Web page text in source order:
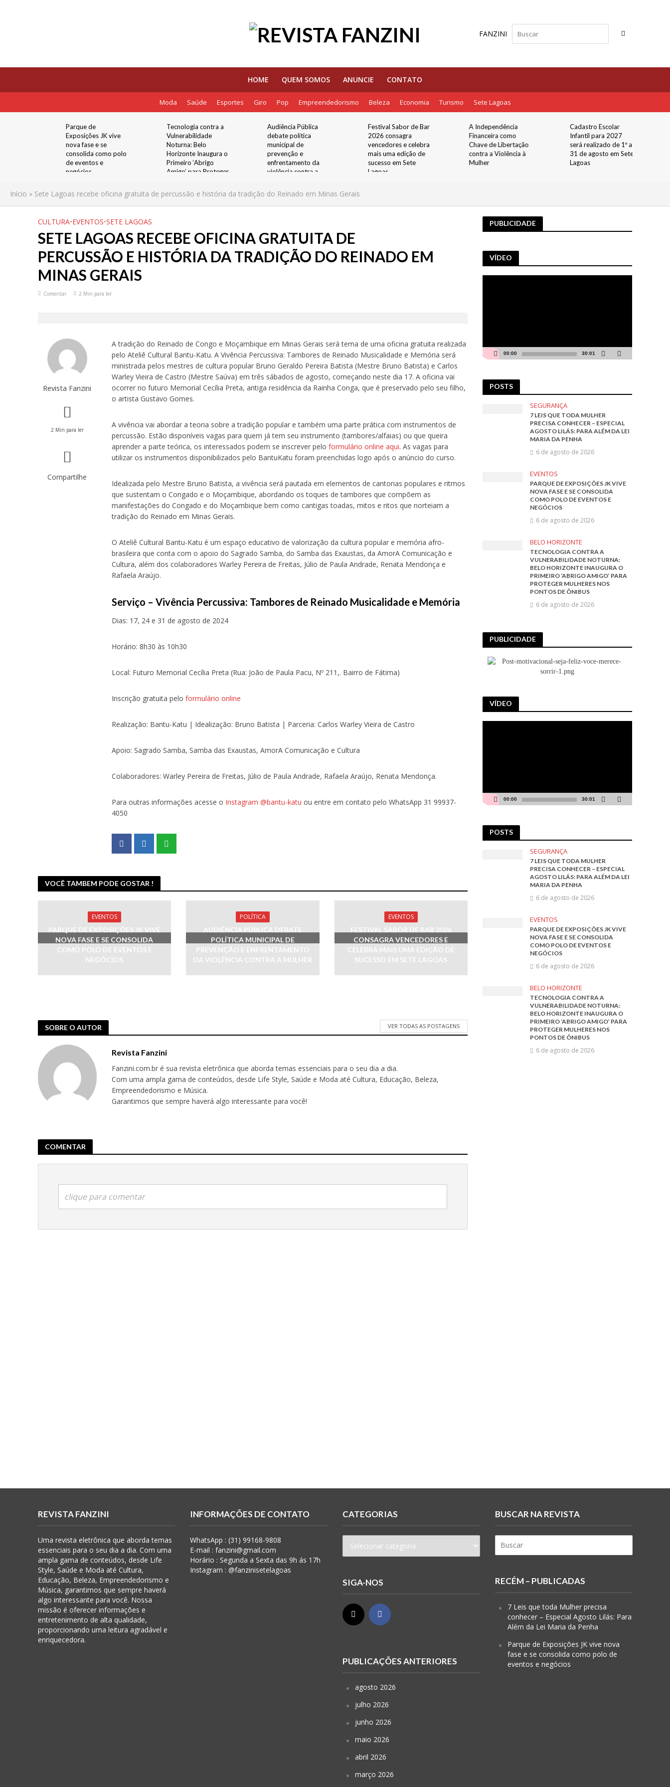
FANZINI
HOME QUEM SOMOS ANUNCIE CONTATO
Moda Saúde Esportes Giro Pop Empreendedorismo Beleza Economia Turismo Sete Lagoas
Parque de
Exposições JK vive
nova fase e se
consolida como polo
de eventos e
negócios
Tecnologia contra a
Vulnerabilidade
Noturna: Belo
Horizonte Inaugura o
Primeiro ‘Abrigo
Amigo’ para Proteger
Audiência Pública
debate política
municipal de
prevenção e
enfrentamento da
violência contra a
Festival Sabor de Bar
2026 consagra
vencedores e celebra
mais uma edição de
sucesso em Sete
Lagoas
A Independência
Financeira como
Chave de Libertação
contra a Violência à
Mulher
Cadastro Escolar
Infantil para 2027
será realizado de 1º a
31 de agosto em Sete
Lagoas
Início » Sete Lagoas recebe oficina gratuita de percussão e história da tradição do Reinado em Minas Gerais
CULTURA•EVENTOS•SETE LAGOAS
SETE LAGOAS RECEBE OFICINA GRATUITA DE
PERCUSSÃO E HISTÓRIA DA TRADIÇÃO DO REINADO EM
MINAS GERAIS
Comentar 2 Min para ler
Revista Fanzini
2 Min para ler
Compartilhe
A tradição do Reinado de Congo e Moçambique em Minas Gerais será tema de uma oficina gratuita realizada
pelo Ateliê Cultural Bantu-Katu. A Vivência Percussiva: Tambores de Reinado Musicalidade e Memória será
ministrada pelos mestres de cultura popular Bruno Geraldo Pereira Batista (Mestre Bruno Batista) e Carlos
Warley Vieira de Castro (Mestre Saúva) em três sábados de agosto, começando neste dia 17. A oficina vai
ocorrer no futuro Memorial Cecília Preta, antiga residência da Rainha Conga, que é preservado pelo seu filho,
o artista Gustavo Gomes.
A vivência vai abordar a teoria sobre a tradição popular e também uma parte prática com instrumentos de
percussão. Estão disponíveis vagas para quem já tem seu instrumento (tambores/alfaias) ou que queira
aprender a parte teórica, os interessados podem se inscrever peloformulário online aqui. As vagas para
utilizar os instrumentos disponibilizados pelo BantuKatu foram preenchidas logo após o anúncio do curso.
Idealizada pelo Mestre Bruno Batista, a vivência será pautada em elementos de cantorias populares e ritmos
que sustentam o Congado e o Moçambique, abordando os toques de tambores que compõem as
manifestações do Congado e do Moçambique bem como cantigas toadas, mitos e ritos que norteiam a
tradição do Reinado em Minas Gerais.
O Ateliê Cultural Bantu-Katu é um espaço educativo de valorização da cultura popular e memória afro-
brasileira que conta com o apoio do Sagrado Samba, do Samba das Exaustas, da AmorA Comunicação e
Cultura, além dos colaboradores Warley Pereira de Freitas, Júlio de Paula Andrade, Renata Mendonça e
Rafaela Araújo.
Serviço – Vivência Percussiva: Tambores de Reinado Musicalidade e Memória
Dias: 17, 24 e 31 de agosto de 2024
Horário: 8h30 às 10h30
Local: Futuro Memorial Cecília Preta (Rua: João de Paula Pacu, Nº 211,. Bairro de Fátima)
Inscrição gratuita peloformulário online
Realização: Bantu-Katu | Idealização: Bruno Batista | Parceria: Carlos Warley Vieira de Castro
Apoio: Sagrado Samba, Samba das Exaustas, AmorA Comunicação e Cultura
Colaboradores: Warley Pereira de Freitas, Júlio de Paula Andrade, Rafaela Araújo, Renata Mendonça.
Para outras informações acesse o Instagram @bantu-katu ou entre em contato pelo WhatsApp 31 99937-
4050
VOCÊ TAMBEM PODE GOSTAR !
EVENTOS
PARQUE DE EXPOSIÇÕES JK VIVE
NOVA FASE E SE CONSOLIDA
COMO POLO DE EVENTOS E
NEGÓCIOS
POLÍTICA
AUDIÊNCIA PÚBLICA DEBATE
POLÍTICA MUNICIPAL DE
PREVENÇÃO E ENFRENTAMENTO
DA VIOLÊNCIA CONTRA A MULHER
EVENTOS
FESTIVAL SABOR DE BAR 2026
CONSAGRA VENCEDORES E
CELEBRA MAIS UMA EDIÇÃO DE
SUCESSO EM SETE LAGOAS
SOBRE O AUTOR VER TODAS AS POSTAGENS
Revista Fanzini
Fanzini.com.br é sua revista eletrônica que aborda temas essenciais para o seu dia a dia.
Com uma ampla gama de conteúdos, desde Life Style, Saúde e Moda até Cultura, Educação, Beleza,
Empreendedorismo e Música.
Garantimos que sempre haverá algo interessante para você!
COMENTAR
clique para comentar
PUBLICIDADE
VÍDEO
00:00 30:01
POSTS
SEGURANÇA
7 LEIS QUE TODA MULHER
PRECISA CONHECER – ESPECIAL
AGOSTO LILÁS: PARA ALÉM DA LEI
MARIA DA PENHA
6 de agosto de 2026
EVENTOS
PARQUE DE EXPOSIÇÕES JK VIVE
NOVA FASE E SE CONSOLIDA
COMO POLO DE EVENTOS E
NEGÓCIOS
6 de agosto de 2026
BELO HORIZONTE
TECNOLOGIA CONTRA A
VULNERABILIDADE NOTURNA:
BELO HORIZONTE INAUGURA O
PRIMEIRO ‘ABRIGO AMIGO’ PARA
PROTEGER MULHERES NOS
PONTOS DE ÔNIBUS
6 de agosto de 2026
PUBLICIDADE
VÍDEO
00:00 30:01
POSTS
SEGURANÇA
7 LEIS QUE TODA MULHER
PRECISA CONHECER – ESPECIAL
AGOSTO LILÁS: PARA ALÉM DA LEI
MARIA DA PENHA
6 de agosto de 2026
EVENTOS
PARQUE DE EXPOSIÇÕES JK VIVE
NOVA FASE E SE CONSOLIDA
COMO POLO DE EVENTOS E
NEGÓCIOS
6 de agosto de 2026
BELO HORIZONTE
TECNOLOGIA CONTRA A
VULNERABILIDADE NOTURNA:
BELO HORIZONTE INAUGURA O
PRIMEIRO ‘ABRIGO AMIGO’ PARA
PROTEGER MULHERES NOS
PONTOS DE ÔNIBUS
6 de agosto de 2026
REVISTA FANZINI
Uma revista eletrônica que aborda temas
essenciais para o seu dia a dia. Com uma
ampla gama de conteúdos, desde Life
Style, Saúde e Moda até Cultura,
Educação, Beleza, Empreendedorismo e
Música, garantimos que sempre haverá
algo interessante para você. Nossa
missão é oferecer informações e
entretenimento de alta qualidade,
proporcionando uma leitura agradável e
enriquecedora.
INFORMAÇÕES DE CONTATO
WhatsApp : (31) 99168-9808
E-mail : fanzini@gmail.com
Horário : Segunda a Sexta das 9h ás 17h
Instagram : @fanzinisetelagoas
CATEGORIAS
SIGA-NOS
PUBLICAÇÕES ANTERIORES
agosto 2026
julho 2026
junho 2026
maio 2026
abril 2026
março 2026
BUSCAR NA REVISTA
RECÉM – PUBLICADAS
7 Leis que toda Mulher precisa
conhecer – Especial Agosto Lilás: Para
Além da Lei Maria da Penha
Parque de Exposições JK vive nova
fase e se consolida como polo de
eventos e negócios